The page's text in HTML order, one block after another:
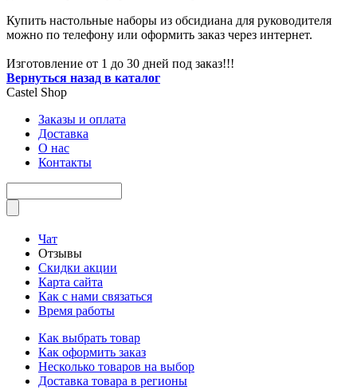
Купить настольные наборы из обсидиана для руководителя
можно по телефону или оформить заказ через интернет.
Изготовление от 1 до 30 дней под заказ!!!
Вернуться назад в каталог
Castel Shop
Заказы и оплата
Доставка
О нас
Контакты
Чат
Отзывы
Скидки акции
Карта сайта
Как с нами связаться
Время работы
Как выбрать товар
Как оформить заказ
Несколько товаров на выбор
Доставка товара в регионы